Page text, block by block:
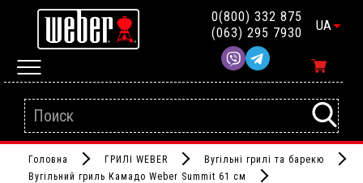
0(800) 332 875
(063) 295 7930
UA
Головна ГРИЛІ WEBER
Вугільні грилі та барекю
Вугільний гриль Камадо Weber Summit 61 см